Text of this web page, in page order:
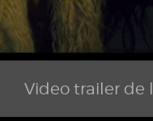
Video trailer de